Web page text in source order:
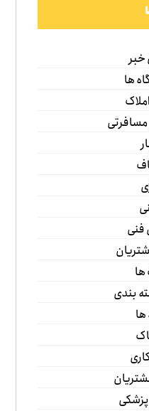
خبر
ها
فنی
ها
بندی
ها